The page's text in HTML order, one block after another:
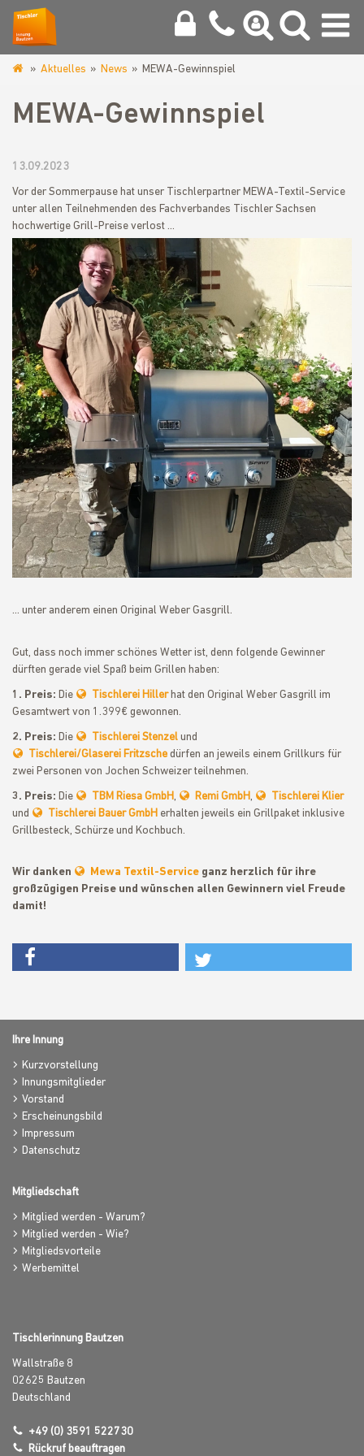
bautzen.de
Aktuelles News MEWA-Gewinnspiel
MEWA-Gewinnspiel
13.09.2023
Vor der Sommerpause hat unser Tischlerpartner MEWA-Textil-Service
unter allen Teilnehmenden des Fachverbandes Tischler Sachsen
hochwertige Grill-Preise verlost ...
... unter anderem einen Original Weber Gasgrill.
Gut, dass noch immer schönes Wetter ist, denn folgende Gewinner
dürften gerade viel Spaß beim Grillen haben:
1. Preis: Die Tischlerei Hillerhat den Original Weber Gasgrill im
Gesamtwert von 1.399€ gewonnen.
2. Preis: Die Tischlerei Stenzel und
Tischlerei/Glaserei Fritzsche dürfen an jeweils einem Grillkurs für
zwei Personen von Jochen Schweizer teilnehmen.
3. Preis: Die TBM Riesa GmbH, Remi GmbH,
Tischlerei Klier
und
Tischlerei Bauer GmbH erhalten jeweils ein Grillpaket inklusive
Grillbesteck, Schürze und Kochbuch.
Wir danken Mewa Textil-Service ganz herzlich für ihre
großzügigen Preise und wünschen allen Gewinnern viel Freude
damit!
Ihre Innung
Kurzvorstellung
Innungsmitglieder
Vorstand
Erscheinungsbild
Impressum
Datenschutz
Mitgliedschaft
Mitglied werden - Warum?
Mitglied werden - Wie?
Mitgliedsvorteile
Werbemittel
Tischlerinnung Bautzen
Wallstraße 8
02625 Bautzen
Deutschland
+49 (0) 3591 522730
Rückruf beauftragen